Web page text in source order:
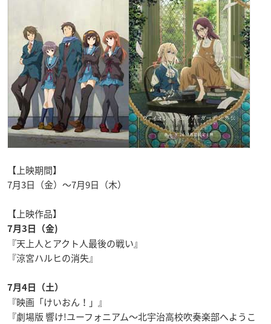
【上映期間】
7月3日（金）～7月9日（木）
【上映作品】
7月3日（金)
『天上人とアクト人最後の戦い』
『涼宮ハルヒの消失』
7月4日（土）
『映画「けいおん！」』
『劇場版 響け!ユーフォニアム～北宇治高校吹奏楽部へようこ